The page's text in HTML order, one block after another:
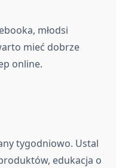
młodsi
mieć dobrze
online.
tygodniowo. Ustal
edukacja o